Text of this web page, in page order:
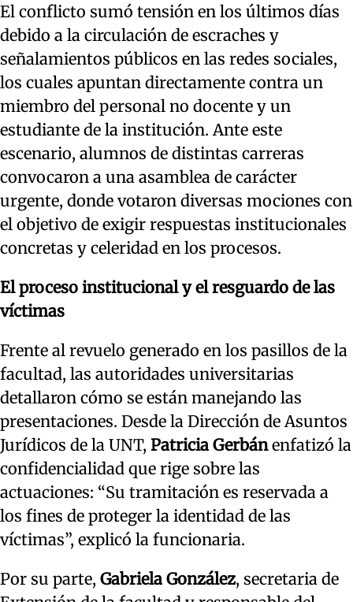
El conflicto sumó tensión en los últimos días
debido a la circulación de escraches y
señalamientos públicos en las redes sociales,
los cuales apuntan directamente contra un
miembro del personal no docente y un
estudiante de la institución. Ante este
escenario, alumnos de distintas carreras
convocaron a una asamblea de carácter
urgente, donde votaron diversas mociones con
el objetivo de exigir respuestas institucionales
concretas y celeridad en los procesos.
El proceso institucional y el resguardo de las
víctimas
Frente al revuelo generado en los pasillos de la
facultad, las autoridades universitarias
detallaron cómo se están manejando las
presentaciones. Desde la Dirección de Asuntos
Jurídicos de la UNT, Patricia Gerbánenfatizó la
confidencialidad que rige sobre las
actuaciones: “Su tramitación es reservada a
los fines de proteger la identidad de las
víctimas”, explicó la funcionaria.
Por su parte, Gabriela González, secretaria de